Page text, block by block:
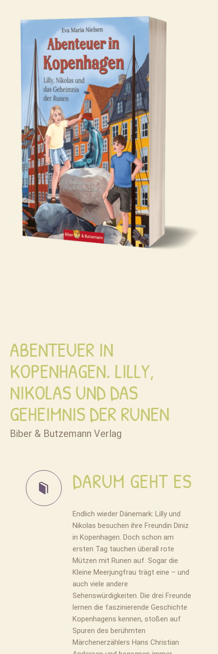
ABENTEUER IN
KOPENHAGEN. LILLY,
NIKOLAS UND DAS
GEHEIMNIS DER RUNEN
Biber & Butzemann Verlag
DARUM GEHT ES
Endlich wieder Dänemark: Lilly und
Nikolas besuchen ihre Freundin Diniz
in Kopenhagen. Doch schon am
ersten Tag tauchen überall rote
Mützen mit Runen auf. Sogar die
Kleine Meerjungfrau trägt eine – und
auch viele andere
Sehenswürdigkeiten. Die drei Freunde
lernen die faszinierende Geschichte
Kopenhagens kennen, stoßen auf
Spuren des berühmten
Märchenerzählers Hans Christian